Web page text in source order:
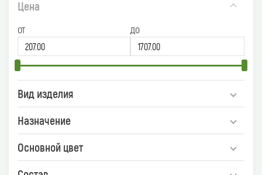
Цена
от до
Вид изделия
Назначение
Основной цвет